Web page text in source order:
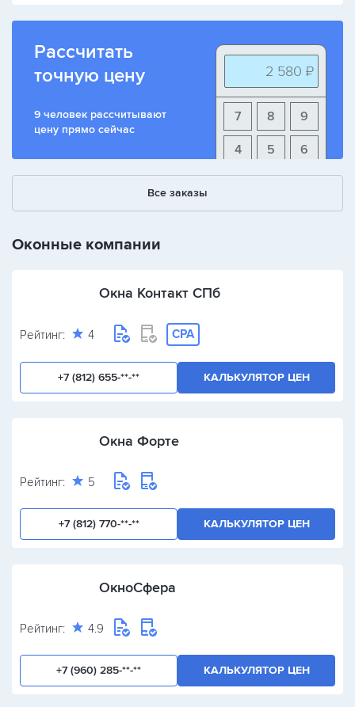
Рассчитать
точную цену
9 человек рассчитывают
цену прямо сейчас
2 580 ₽
9
8
7
6
5
4
+ - /
Все заказы
Оконные компании
Окна Контакт СПб
Рейтинг: 4 CPA
+7 (812) 655-**-** КАЛЬКУЛЯТОР ЦЕН
Окна Форте
Рейтинг: 5
+7 (812) 770-**-** КАЛЬКУЛЯТОР ЦЕН
ОкноСфера
Рейтинг: 4.9
+7 (960) 285-**-** КАЛЬКУЛЯТОР ЦЕН